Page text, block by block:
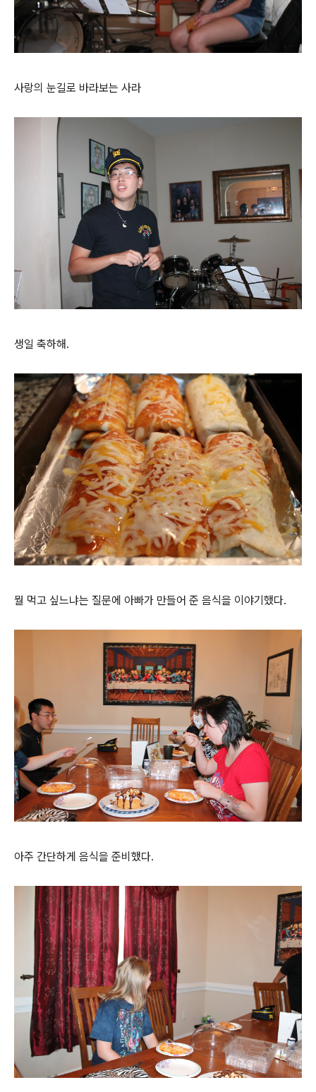
사랑의 눈길로 바라보는 사라
생일 축하해.
뭘 먹고 싶느냐는 질문에 아빠가 만들어 준 음식을 이야기했다.
아주 간단하게 음식을 준비했다.